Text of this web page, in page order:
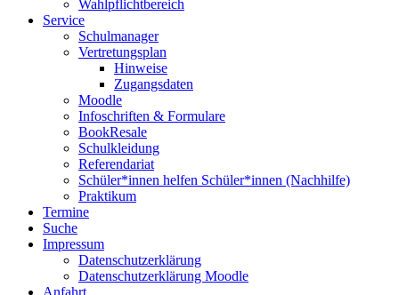
Wahlpflichtbereich
Service
Schulmanager
Vertretungsplan
Hinweise
Zugangsdaten
Moodle
Infoschriften & Formulare
BookResale
Schulkleidung
Referendariat
Schüler*innen helfen Schüler*innen (Nachhilfe)
Praktikum
Termine
Suche
Impressum
Datenschutzerklärung
Datenschutzerklärung Moodle
Anfahrt